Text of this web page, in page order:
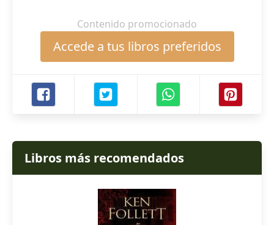
Contenido promocionado
Accede a tus libros preferidos
Libros más recomendados